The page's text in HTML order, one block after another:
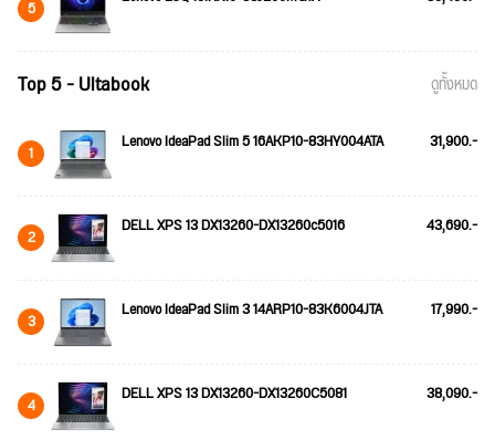
5
Top 5 - Ultabook ดูทั้งหมด
1 Lenovo IdeaPad Slim 5 16AKP10-83HY004ATA 31,900.-
2 DELL XPS 13 DX13260-DX13260c5016 43,690.-
3 Lenovo IdeaPad Slim 3 14ARP10-83K6004JTA 17,990.-
4 DELL XPS 13 DX13260-DX13260C5081 38,090.-